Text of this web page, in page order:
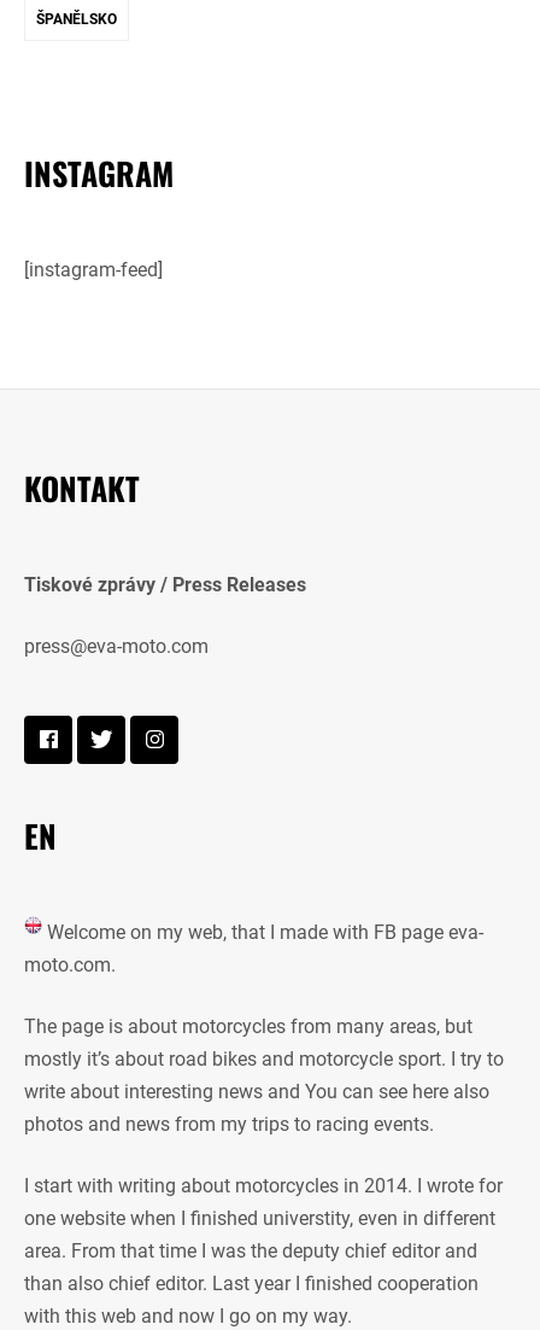
ŠPANĚLSKO
INSTAGRAM
[instagram-feed]
KONTAKT
Tiskové zprávy / Press Releases
press@eva-moto.com
EN
Welcome on my web, that I made with FB page eva-
moto.com.
The page is about motorcycles from many areas, but
mostly it’s about road bikes and motorcycle sport. I try to
write about interesting news and You can see here also
photos and news from my trips to racing events.
I start with writing about motorcycles in 2014. I wrote for
one website when I finished universtity, even in different
area. From that time I was the deputy chief editor and
than also chief editor. Last year I finished cooperation
with this web and now I go on my way.